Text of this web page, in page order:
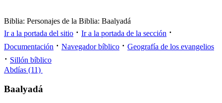
Biblia: Personajes de la Biblia: Baalyadá
Ir a la portada del sitio · Ir a la portada de la sección ·
Documentación · Navegador bíblico · Geografía de los evangelios
· Sillón bíblico
Abdías (11)
Baalyadá